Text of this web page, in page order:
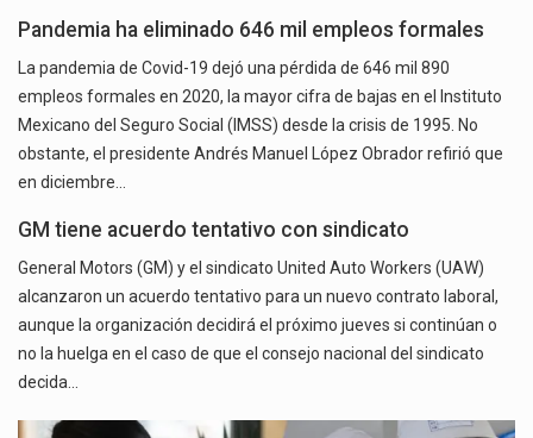
Pandemia ha eliminado 646 mil empleos formales
La pandemia de Covid-19 dejó una pérdida de 646 mil 890
empleos formales en 2020, la mayor cifra de bajas en el Instituto
Mexicano del Seguro Social (IMSS) desde la crisis de 1995. No
obstante, el presidente Andrés Manuel López Obrador refirió que
en diciembre…
GM tiene acuerdo tentativo con sindicato
General Motors (GM) y el sindicato United Auto Workers (UAW)
alcanzaron un acuerdo tentativo para un nuevo contrato laboral,
aunque la organización decidirá el próximo jueves si continúan o
no la huelga en el caso de que el consejo nacional del sindicato
decida…